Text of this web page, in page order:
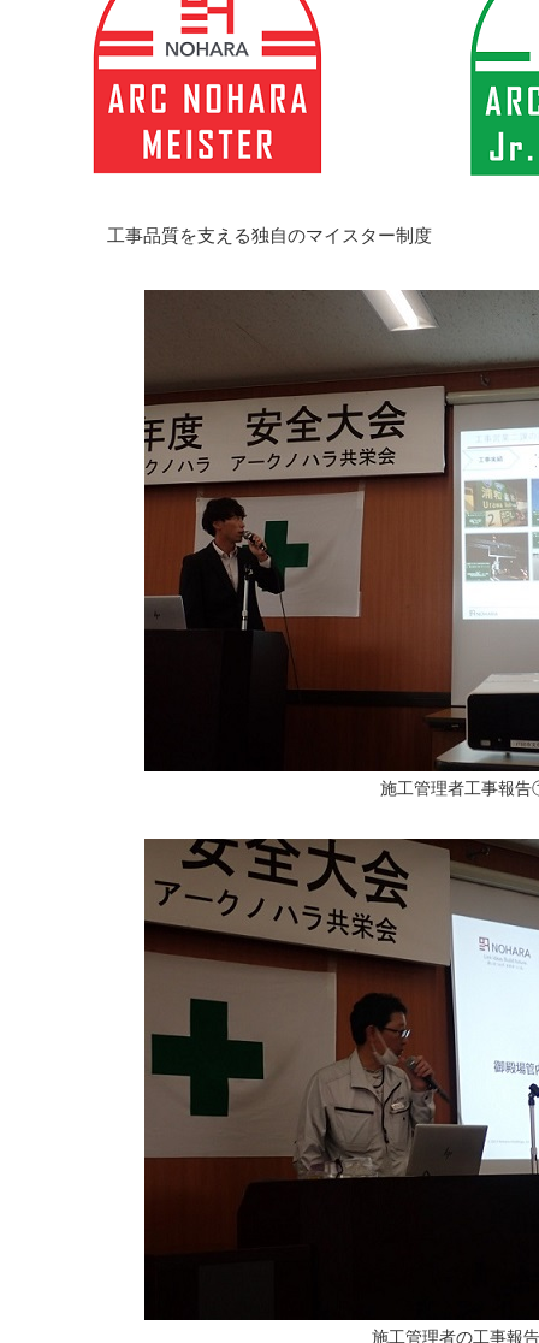
工事品質を支える独自のマイスター制度
施工管理者工事報
施工管理者の工事報